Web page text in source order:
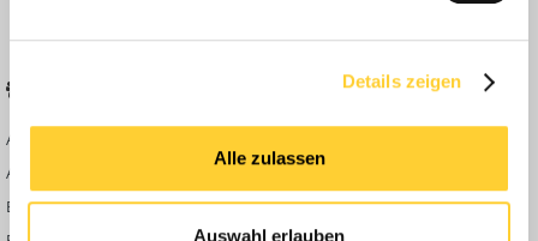
Details zeigen
Alle zulassen
Auswahl erlauben
Abbruch
Ausbildung & Beruf
Bau Allgemein
KONTAKT
Bauforum24
Kontakt
Impressum